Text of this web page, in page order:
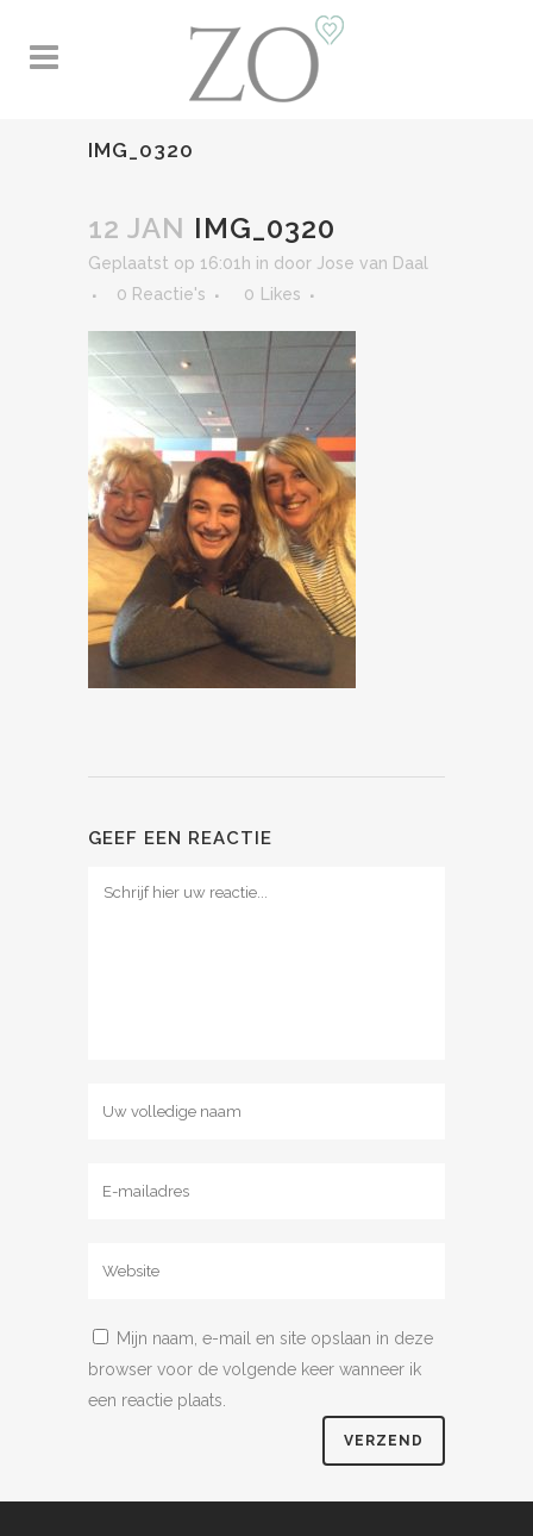
IMG_0320
12 JAN IMG_0320
Geplaatst op 16:01h in door Jose van Daal
0 Reactie's
0 Likes
GEEF EEN REACTIE
Mijn naam, e-mail en site opslaan in deze
browser voor de volgende keer wanneer ik
een reactie plaats.